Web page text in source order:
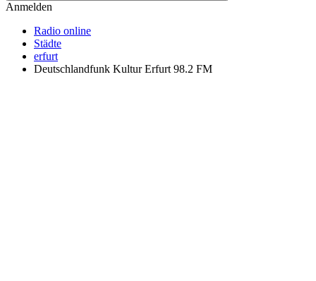
Anmelden
Radio online
Städte
erfurt
Deutschlandfunk Kultur Erfurt 98.2 FM